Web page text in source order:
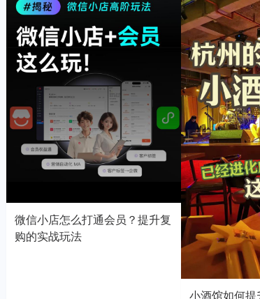
微信小店怎么打通会员？提升复
购的实战玩法
小酒馆如何